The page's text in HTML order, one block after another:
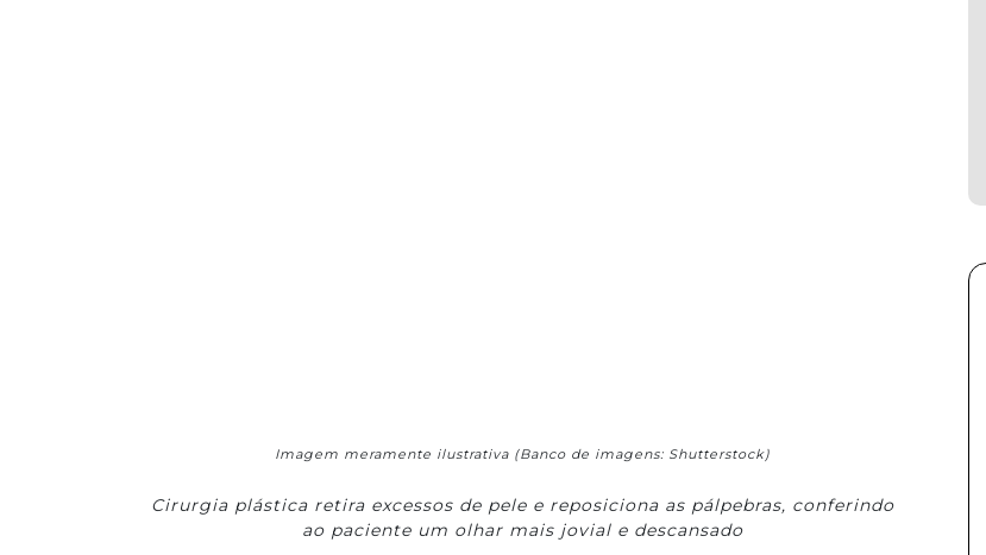
Imagem meramente ilustrativa (Banco de imagens: Shutterstock)
Cirurgia plástica retira excessos de pele e reposiciona as pálpebras, conferindo
ao paciente um olhar mais jovial e descansado